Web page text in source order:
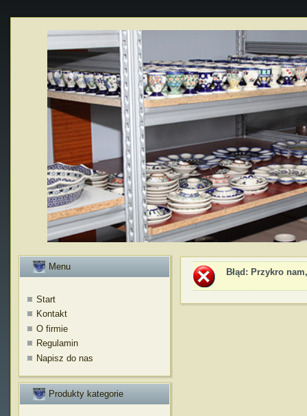
Menu
Start
Kontakt
O firmie
Regulamin
Napisz do nas
Produkty kategorie
Błąd : Przykro